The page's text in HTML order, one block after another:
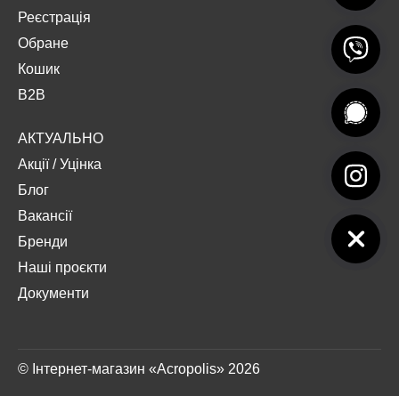
Реєстрація
Обране
Кошик
B2B
АКТУАЛЬНО
Акції/Уцінка
Блог
Вакансії
Бренди
Наші проєкти
Документи
© Інтернет-магазин «Acropolis» 2026